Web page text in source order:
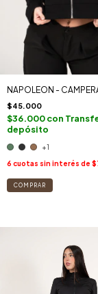
NAPOLEON -
$45.000
$36.000con
depósito
+1
6 cuotas sin interés de
COMPRAR